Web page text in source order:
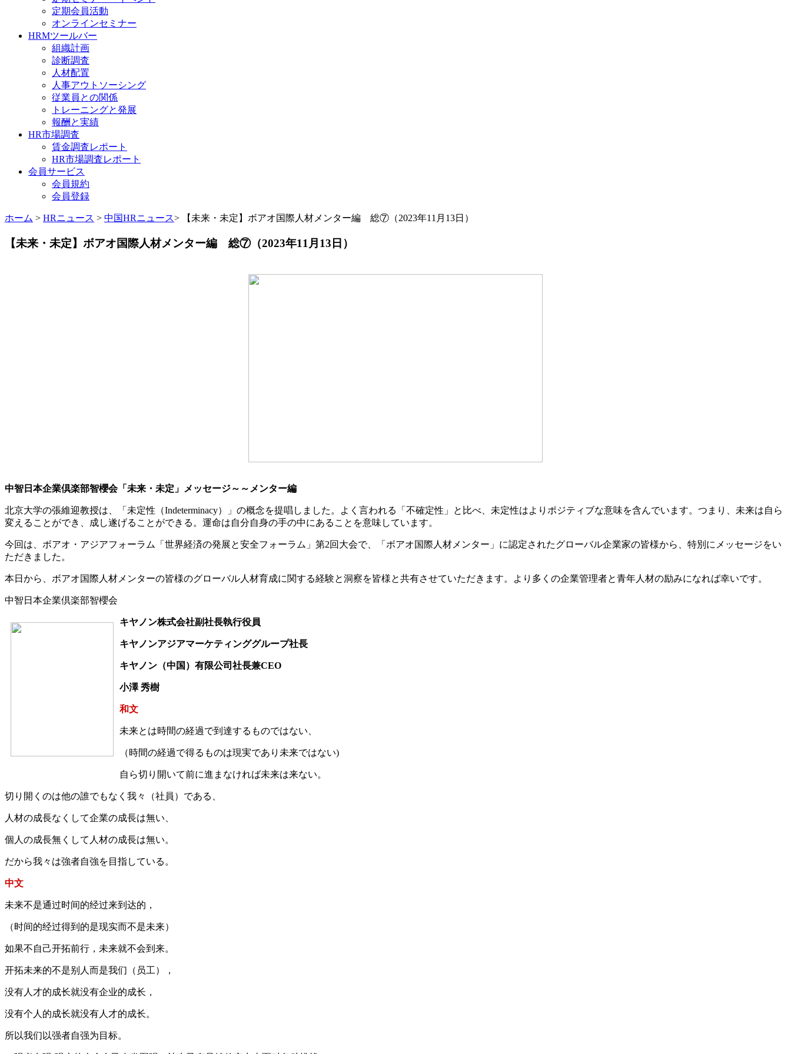
定期会員活動
オンラインセミナー
HRMツールバー
組織計画
診断調査
人材配置
人事アウトソーシング
従業員との関係
トレーニングと発展
報酬と実績
HR市場調査
賃金調査レポート
HR市場調査レポート
会員サービス
会員規約
会員登録
ホーム > HRニュース > 中国HRニュース> 【未来・未定】ボアオ国際人材メンター編 総⑦（2023年11月13日）
【未来・未定】ボアオ国際人材メンター編 総⑦（2023年11月13日）
中智日本企業倶楽部智櫻会「未来・未定」メッセージ～～メンター編
北京大学の張維迎教授は、「未定性（Indeterminacy）」の概念を提唱しました。よく言われる「不確定性」と比べ、未定性はよりポジティブな意味を含んでいます。つまり、未来は自ら
変えることができ、成し遂げることができる。運命は自分自身の手の中にあることを意味しています。
今回は、ボアオ・アジアフォーラム「世界経済の発展と安全フォーラム」第2回大会で、「ボアオ国際人材メンター」に認定されたグローバル企業家の皆様から、特別にメッセージをい
ただきました。
本日から、ボアオ国際人材メンターの皆様のグローバル人材育成に関する経験と洞察を皆様と共有させていただきます。より多くの企業管理者と青年人材の励みになれば幸いです。
中智日本企業倶楽部智櫻会
キヤノン株式会社副社長執行役員
キヤノンアジアマーケティンググループ社長
キヤノン（中国）有限公司社長兼CEO
小澤 秀樹
和文
未来とは時間の経過で到達するものではない、
（時間の経過で得るものは現実であり未来ではない)
自ら切り開いて前に進まなければ未来は来ない。
切り開くのは他の誰でもなく我々（社員）である、
人材の成長なくして企業の成長は無い、
個人の成長無くして人材の成長は無い。
だから我々は強者自強を目指している。
中文
未来不是通过时间的经过来到达的，
（时间的经过得到的是现实而不是未来）
如果不自己开拓前行，未来就不会到来。
开拓未来的不是别人而是我们（员工），
没有人才的成长就没有企业的成长，
没有个人的成长就没有人才的成长。
所以我们以强者自强为目标。